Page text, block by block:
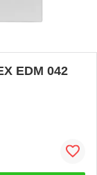
EDM 042